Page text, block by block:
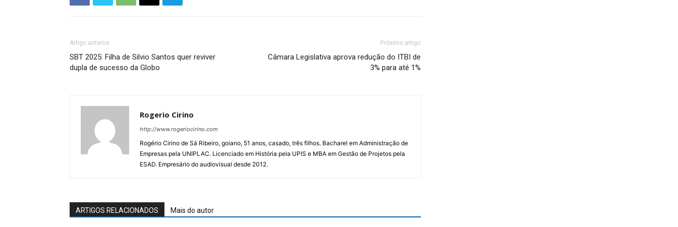
Artigo anterior
SBT 2025: Filha de Silvio Santos quer reviver
dupla de sucesso da Globo
Próximo artigo
Câmara Legislativa aprova redução do ITBI de
3% para até 1%
Rogerio Cirino
http://www.rogeriocirino.com
Rogério Cirino de Sá Ribeiro, goiano, 51 anos, casado, três filhos. Bacharel em Administração de
Empresas pela UNIPLAC. Licenciado em História pela UPIS e MBA em Gestão de Projetos pela
ESAD. Empresário do audiovisual desde 2012.
ARTIGOS RELACIONADOS Mais do autor